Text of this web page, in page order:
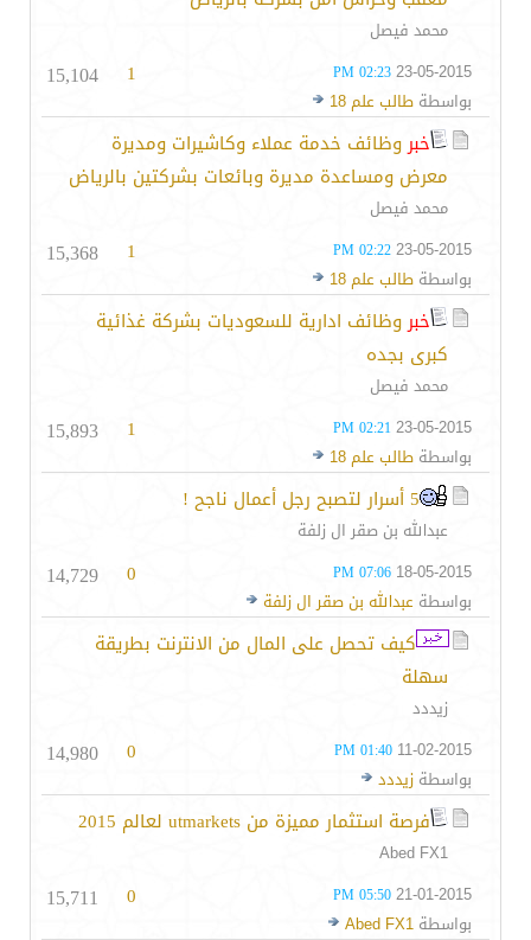
محمد فيصل
23-05-2015
02:23 PM
بواسطة طالب علم 18
1
15,104
خبروظائف خدمة عملاء وكاشيرات ومديرة
معرض ومساعدة مديرة وبائعات بشركتين بالرياض
محمد فيصل
23-05-2015
02:22 PM
بواسطة طالب علم 18
1
15,368
خبروظائف ادارية للسعوديات بشركة غذائية
كبرى بجده
محمد فيصل
23-05-2015
02:21 PM
بواسطة طالب علم 18
1
15,893
5 أسرار لتصبح رجل أعمال ناجح !
عبدالله بن صقر ال زلفة
18-05-2015
07:06 PM
بواسطة عبدالله بن صقر ال زلفة
0
14,729
كيف تحصل على المال من الانترنت بطريقة
سهلة
زيددد
11-02-2015
01:40 PM
بواسطة زيددد
0
14,980
فرصة استثمار مميزة من utmarkets لعالم 2015
Abed FX1
21-01-2015
05:50 PM
بواسطة Abed FX1
0
15,711